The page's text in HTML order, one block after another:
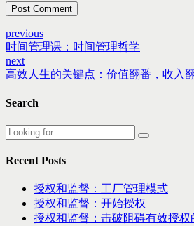
Post Comment
previous
时间管理课：时间管理哲学
next
高效人生的关键点：价值翻番，收入
Search
Recent Posts
授权和监督：工厂管理模式
授权和监督：开始授权
授权和监督：击破阻碍有效授权